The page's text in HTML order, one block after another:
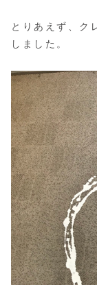
とりあえず、ク
しました。